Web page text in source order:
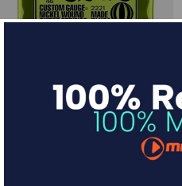
Slinky Regular 10-46